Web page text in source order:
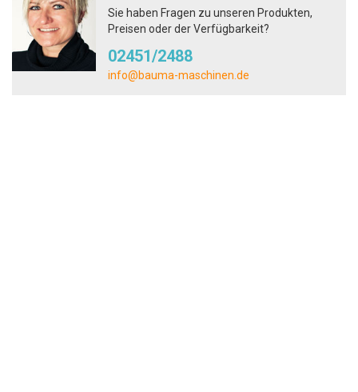
Sie haben Fragen zu unseren Produkten,
Preisen oder der Verfügbarkeit?
02451/2488
info@bauma-maschinen.de